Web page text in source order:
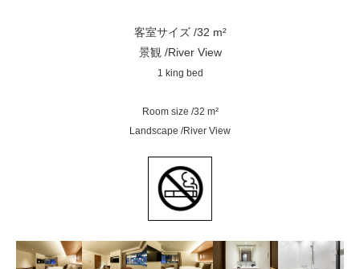
客室サイズ /32 m²
景観 /River View
1 king bed
Room size /32 m²
Landscape /River View